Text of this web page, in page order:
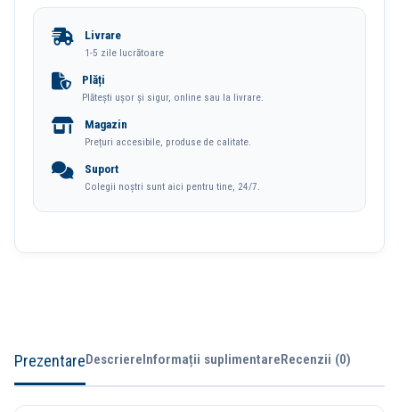
2.6g
Color
Livrare
1-5 zile lucrătoare
Plăți
Plătești ușor și sigur, online sau la livrare.
Magazin
Prețuri accesibile, produse de calitate.
Suport
Colegii noștri sunt aici pentru tine, 24/7.
PrezentareDescriereInformații suplimentareRecenzii (0)